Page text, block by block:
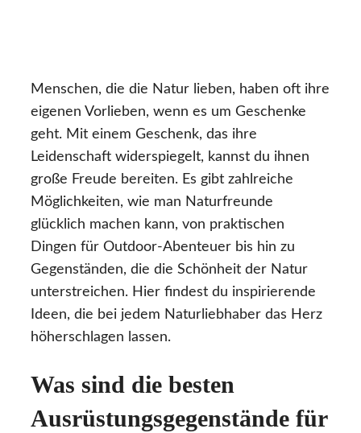
Menschen, die die Natur lieben, haben oft ihre
eigenen Vorlieben, wenn es um Geschenke
geht. Mit einem Geschenk, das ihre
Leidenschaft widerspiegelt, kannst du ihnen
große Freude bereiten. Es gibt zahlreiche
Möglichkeiten, wie man Naturfreunde
glücklich machen kann, von praktischen
Dingen für Outdoor-Abenteuer bis hin zu
Gegenständen, die die Schönheit der Natur
unterstreichen. Hier findest du inspirierende
Ideen, die bei jedem Naturliebhaber das Herz
höherschlagen lassen.
Was sind die besten
Ausrüstungsgegenstände für